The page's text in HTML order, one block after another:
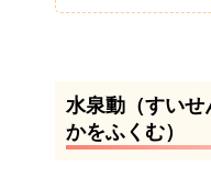
水泉動（すいせ
かをふくむ）